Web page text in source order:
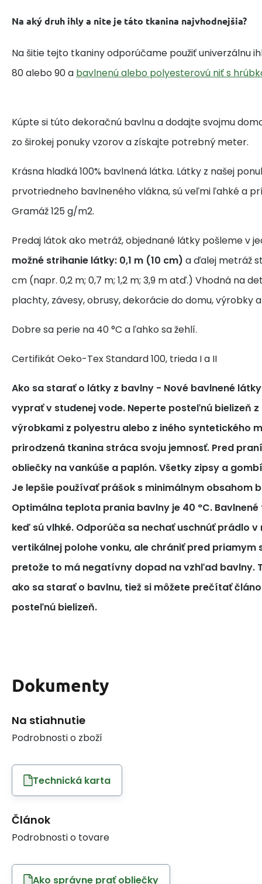
Na aký druh ihly a nite je táto tkanina najvhodnejšia?
Na šitie tejto tkaniny odporúčame použiť univerzálnu
80 alebo 90 a bavlnenú alebo polyesterovú niť s
Kúpte si túto dekoračnú bavlnu a dodajte svojmu
zo širokej ponuky vzorov a získajte potrebný meter.
Krásna hladká 100% bavlnená látka. Látky z našej
prvotriedneho bavlneného vlákna, sú veľmi ľahké a
Gramáž 125 g/m2.
Predaj látok ako metráž, objednané látky pošleme v
možné strihanie látky: 0,1 m (10 cm) a ďalej metráž
cm (napr. 0,2 m; 0,7 m; 1,2 m; 3,9 m atď.) Vhodná na
plachty, závesy, obrusy, dekorácie do domu, výrobky
Dobre sa perie na 40 °C a ľahko sa žehlí.
Certifikát Oeko-Tex Standard 100, trieda I a II
Ako sa starať o látky z bavlny - Nové bavlnené
vyprať v studenej vode. Neperte posteľnú bielizeň
výrobkami z polyestru alebo z iného syntetického
prirodzená tkanina stráca svoju jemnosť. Pred
obliečky na vankúše a paplón. Všetky zipsy a
Je lepšie používať prášok s minimálnym obsahom
Optimálna teplota prania bavlny je 40 °C. Bavlnené
keď sú vlhké. Odporúča sa nechať uschnúť prádlo
vertikálnej polohe vonku, ale chrániť pred priamym
pretože to má negatívny dopad na vzhľad bavlny.
ako sa starať o bavlnu, tiež si môžete prečítať
posteľnú bielizeň.
Dokumenty
Na stiahnutie
Podrobnosti o zboží
Technická karta
Článok
Podrobnosti o tovare
Ako správne prať obliečky